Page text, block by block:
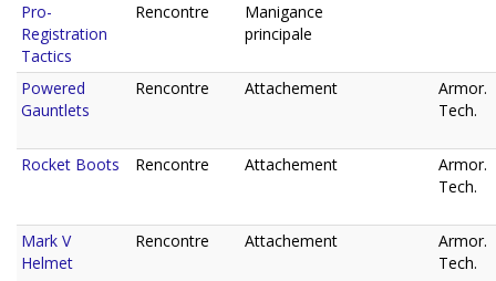
Pro-
Registration
Tactics
Rencontre
Manigance
principale
Powered
Gauntlets
Rencontre Attachement
Armor.
Tech.
Rocket Boots Rencontre Attachement
Armor.
Tech.
Mark V
Helmet
Rencontre Attachement
Armor.
Tech.